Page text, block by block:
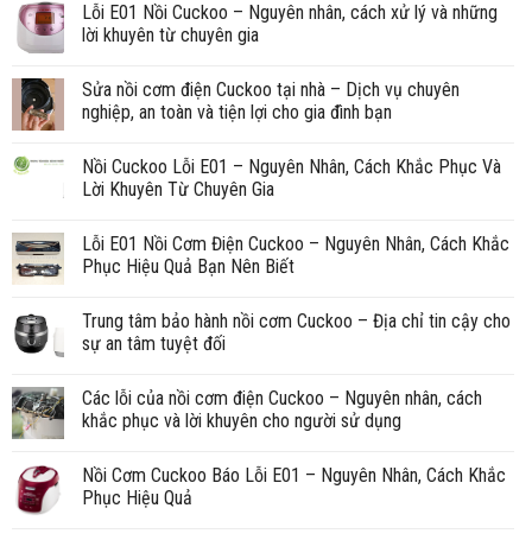
Lỗi E01 Nồi Cuckoo – Nguyên nhân, cách xử lý và những
lời khuyên từ chuyên gia
Sửa nồi cơm điện Cuckoo tại nhà – Dịch vụ chuyên
nghiệp, an toàn và tiện lợi cho gia đình bạn
Nồi Cuckoo Lỗi E01 – Nguyên Nhân, Cách Khắc Phục Và
Lời Khuyên Từ Chuyên Gia
Lỗi E01 Nồi Cơm Điện Cuckoo – Nguyên Nhân, Cách Khắc
Phục Hiệu Quả Bạn Nên Biết
Trung tâm bảo hành nồi cơm Cuckoo – Địa chỉ tin cậy cho
sự an tâm tuyệt đối
Các lỗi của nồi cơm điện Cuckoo – Nguyên nhân, cách
khắc phục và lời khuyên cho người sử dụng
Nồi Cơm Cuckoo Báo Lỗi E01 – Nguyên Nhân, Cách Khắc
Phục Hiệu Quả